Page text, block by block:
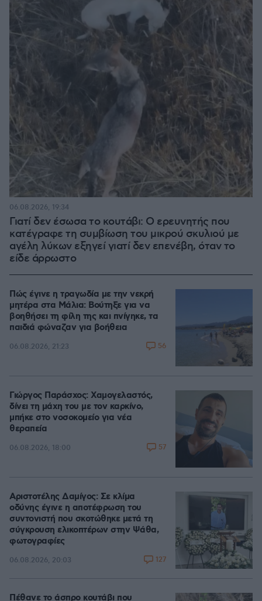
Γιατί δεν έσωσα το κουτάβι: Ο ερευνητής που
κατέγραφε τη συμβίωση του μικρού σκυλιού με
αγέλη λύκων εξηγεί γιατί δεν επενέβη, όταν το
είδε άρρωστο
06.08.2026, 19:34
Πώς έγινε η τραγωδία με την νεκρή
μητέρα στα Μάλια: Βούτηξε για να
βοηθήσει τη φίλη της και πνίγηκε, τα
παιδιά φώναζαν για βοήθεια
06.08.2026, 21:23 56
Γιώργος Παράσχος: Χαμογελαστός,
δίνει τη μάχη του με τον καρκίνο,
μπήκε στο νοσοκομείο για νέα
θεραπεία
06.08.2026, 18:00 57
Αριστοτέλης Δαμίγος: Σε κλίμα
οδύνης έγινε η αποτέφρωση του
συντονιστή που σκοτώθηκε μετά τη
σύγκρουση ελικοπτέρων στην Ψάθα,
φωτογραφίες
06.08.2026, 20:03 127
Πέθανε το άσπρο κουτάβι που